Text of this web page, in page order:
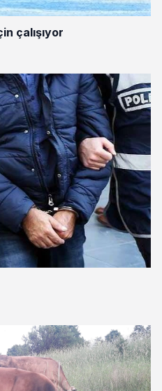
çalışıyor